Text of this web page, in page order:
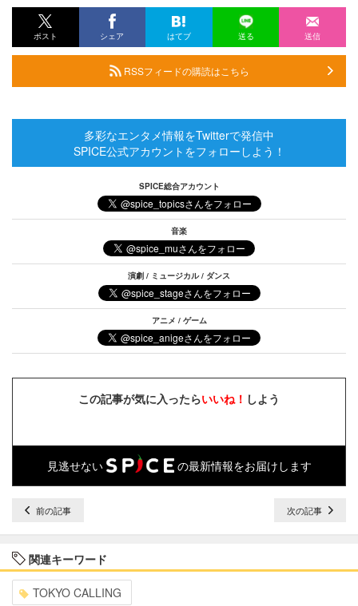
ポスト シェア はてブ 送る 送信
RSSフィードの購読はこちら
多彩なエンタメ情報をTwitterで発信中
SPICE公式アカウントをフォローしよう！
SPICE総合アカウント
音楽
演劇 / ミュージカル / ダンス
アニメ / ゲーム
この記事が気に入ったらいいね！ しよう
見逃せない の最新情報をお届けします
前の記事 次の記事
関連キーワード
TOKYO CALLING